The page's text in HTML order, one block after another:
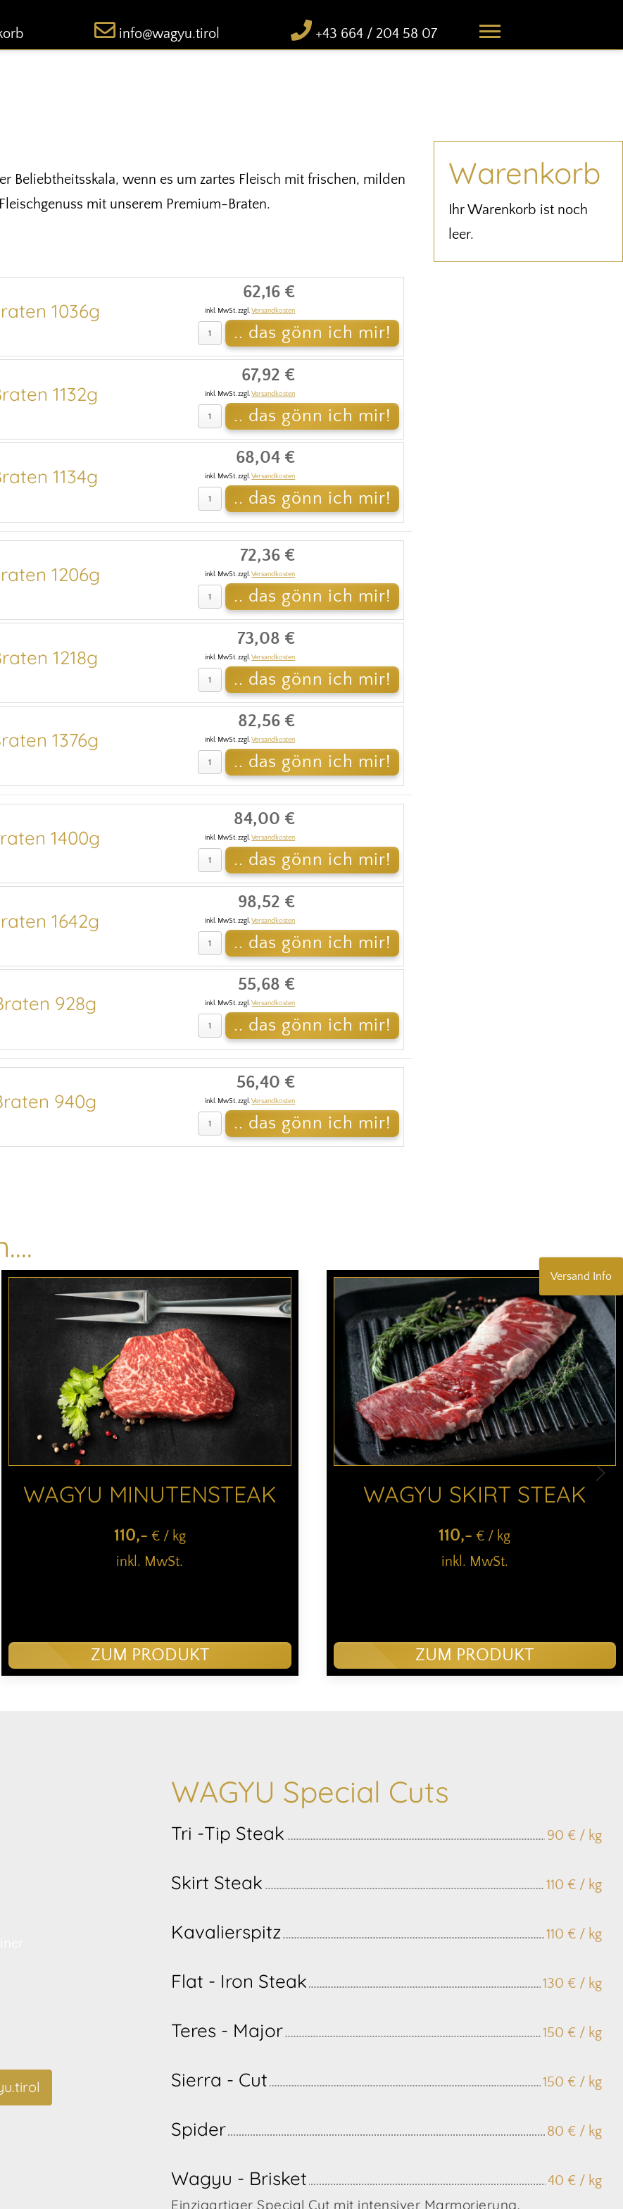
info@wagyu.tirol
+43 664 / 204 58 07
Warenkorb
Ihr Warenkorb ist noch
leer.
Beliebtheitsskala, wenn es um zartes Fleisch mit frischen, milden
mit unserem Premium-Braten.
1036g
62,16 €
inkl. MwSt. zzgl.Versandkosten
1132g
67,92 €
inkl. MwSt. zzgl.Versandkosten
1134g
68,04 €
inkl. MwSt. zzgl.Versandkosten
1206g
72,36 €
inkl. MwSt. zzgl.Versandkosten
1218g
73,08 €
inkl. MwSt. zzgl.Versandkosten
1376g
82,56 €
inkl. MwSt. zzgl.Versandkosten
1400g
84,00 €
inkl. MwSt. zzgl.Versandkosten
1642g
98,52 €
inkl. MwSt. zzgl.Versandkosten
928g
55,68 €
inkl. MwSt. zzgl.Versandkosten
940g
56,40 €
inkl. MwSt. zzgl.Versandkosten
WAGYU MINUTENSTEAK
110,- € / kg
inkl. MwSt.
ZUM PRODUKT
WAGYU SKIRT STEAK
110,- € / kg
inkl. MwSt.
ZUM PRODUKT
WAGYU Special Cuts
Tri -Tip Steak 90 € / kg
Skirt Steak 110 € / kg
Kavalierspitz 110 € / kg
Flat - Iron Steak 130 € / kg
Teres - Major 150 € / kg
Sierra - Cut 150 € / kg
Spider 80 € / kg
Wagyu - Brisket 40 € / kg
Einzigartiger Special Cut mit intensiver Marmorierung.
Versand Info